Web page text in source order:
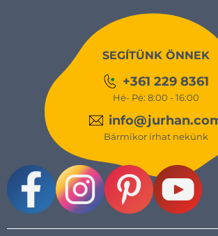
SEGÍTÜNK ÖNNEK
+361 229 8361
Hé- Pé: 8:00 - 16:00
Bármikor írhat nekünk